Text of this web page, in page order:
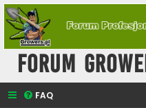
Forum
FAQ